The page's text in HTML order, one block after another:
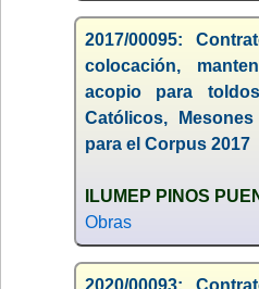
2017/00095:
colocación,
acopio para
Católicos,
para el Corpus 2017
ILUMEP PINOS
Obras
2020/00093: